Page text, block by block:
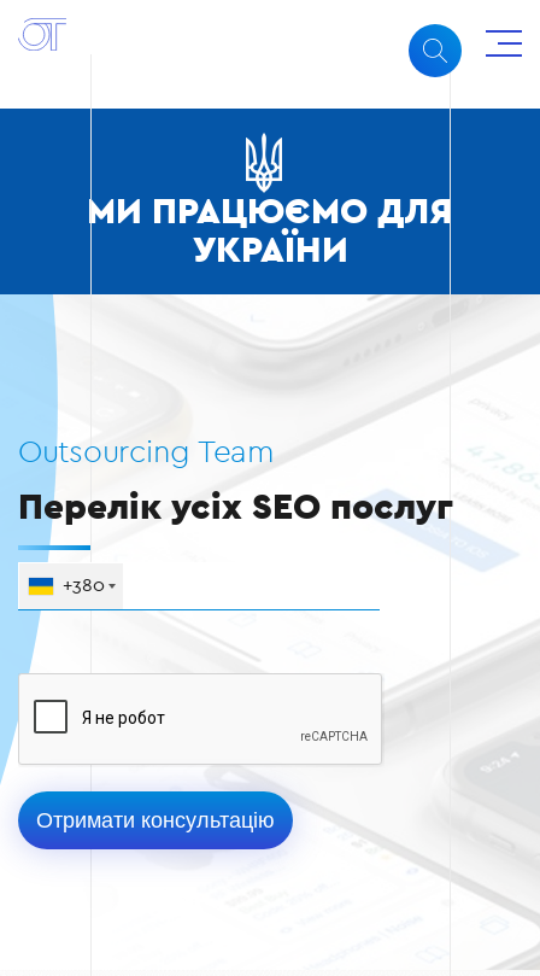
МИ ПРАЦЮЄМО ДЛЯ
УКРАЇНИ
Outsourcing Team
Перелік усіх SEO послуг
+380